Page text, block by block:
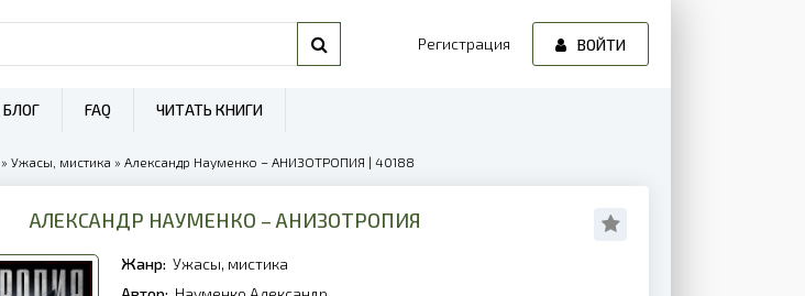
Регистрация ВОЙТИ
БЛОГ FAQ ЧИТАТЬ КНИГИ
» Ужасы, мистика » Александр Науменко – АНИЗОТРОПИЯ | 40188
АЛЕКСАНДР НАУМЕНКО – АНИЗОТРОПИЯ
Жанр: Ужасы, мистика